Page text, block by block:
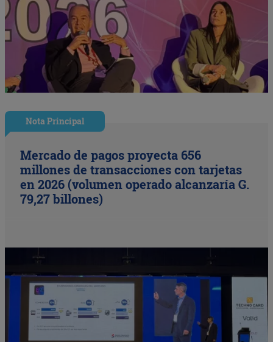
Nota Principal
Mercado de pagos proyecta 656
millones de transacciones con tarjetas
en 2026 (volumen operado alcanzaría G.
79,27 billones)